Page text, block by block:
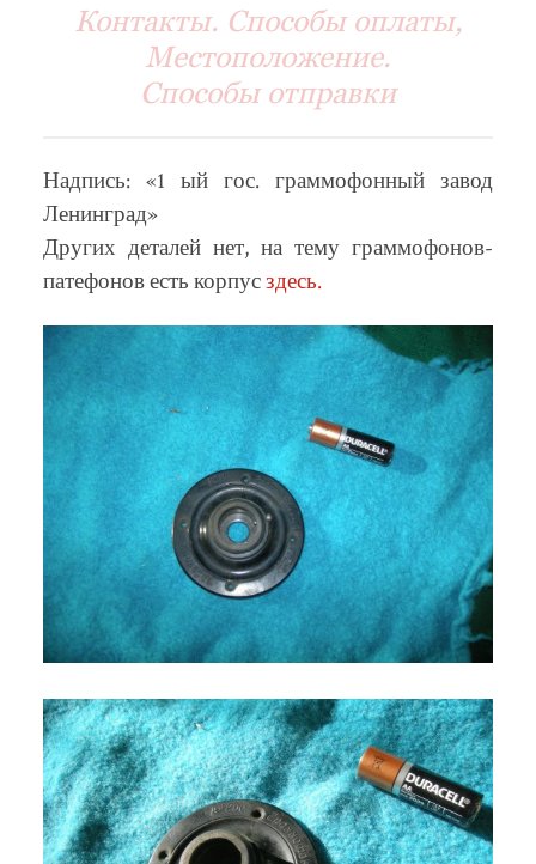
Контакты. Способы оплаты,
Местоположение.
Способы отправки
Надпись: «1 ый гос. граммофонный завод
Ленинград»
Других деталей нет, на тему граммофонов-
патефонов есть корпусздесь.